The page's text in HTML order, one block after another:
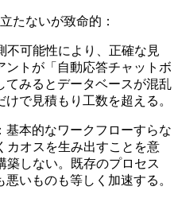
たないが致命的：
不可能性により、正確な見
トが「自動応答チャットボ
てみるとデータベースが混乱
で見積もり工数を超える。
：基本的なワークフローすらな
カオスを生み出すことを意
築しない。既存のプロセス
いものも等しく加速する。